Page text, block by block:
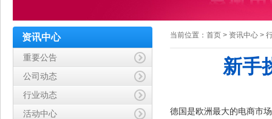
资讯中心
重要公告
公司动态
行业动态
活动中心
当前位置： 首页 > 资讯中心 >
新手
德国是欧洲最大的电商市